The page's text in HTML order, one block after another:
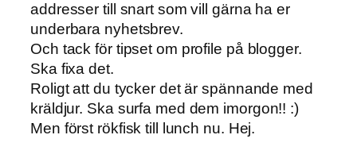
addresser till snart som vill gärna ha er
underbara nyhetsbrev.
Och tack för tipset om profile på blogger.
Ska fixa det.
Roligt att du tycker det är spännande med
kräldjur. Ska surfa med dem imorgon!! :)
Men först rökfisk till lunch nu. Hej.